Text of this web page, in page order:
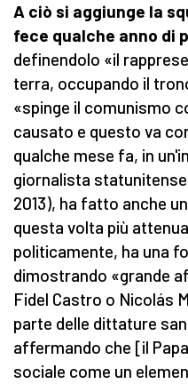
A ciò si aggiunge la
fece qualche anno di
definendolo «il
terra, occupando il
«spinge il comunismo
causato e questo va
qualche mese fa, in
giornalista
2013), ha fatto anche
questa volta più
politicamente, ha una
dimostrando «grande
Fidel Castro o Nicolás
parte delle dittature
affermando che [il
sociale come un